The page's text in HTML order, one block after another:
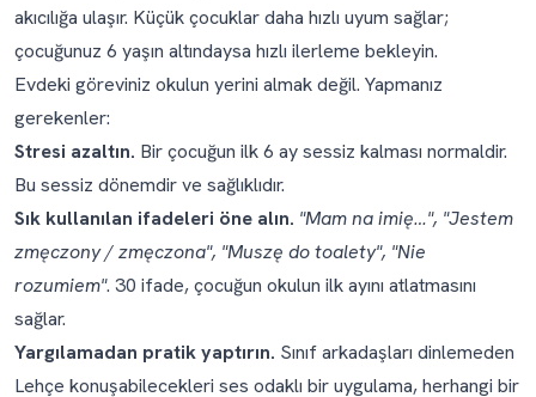
akıcılığa ulaşır. Küçük çocuklar daha hızlı uyum sağlar;
çocuğunuz 6 yaşın altındaysa hızlı ilerleme bekleyin.
Evdeki göreviniz okulun yerini almak değil. Yapmanız
gerekenler:
Stresi azaltın. Bir çocuğun ilk 6 ay sessiz kalması normaldir.
Bu sessiz dönemdirve sağlıklıdır.
Sık kullanılan ifadeleri öne alın. "Mam na imię…", "Jestem
zmęczony / zmęczona", "Muszę do toalety", "Nie
rozumiem". 30 ifade, çocuğun okulun ilk ayını atlatmasını
sağlar.
Yargılamadan pratik yaptırın. Sınıf arkadaşları dinlemeden
Lehçe konuşabilecekleri ses odaklı bir uygulama, herhangi bir